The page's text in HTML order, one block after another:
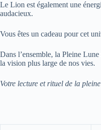
Le Lion est également une
audacieux.
Vous êtes un cadeau pour cet
Dans l’ensemble, la Pleine
la vision plus large de nos vies.
Votre lecture et rituel de la